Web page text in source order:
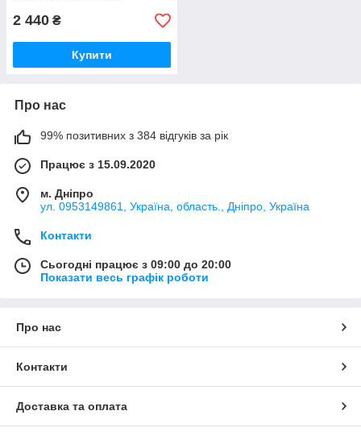
2 440 ₴
Купити
Про нас
99% позитивних з 384 відгуків за рік
Працює з 15.09.2020
м. Дніпро
ул. 0953149861, Україна, область., Дніпро, Україна
Контакти
Сьогодні працює з 09:00 до 20:00
Показати весь графік роботи
Про нас
Контакти
Доставка та оплата